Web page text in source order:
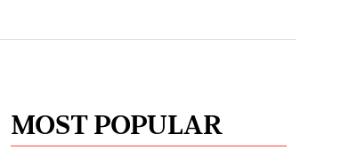
MOST POPULAR